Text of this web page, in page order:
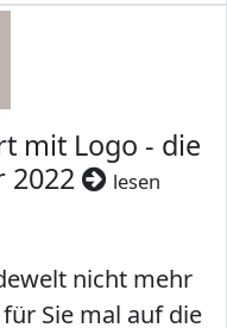
mit Logo - die
2022
lesen
nicht mehr
Sie mal auf die